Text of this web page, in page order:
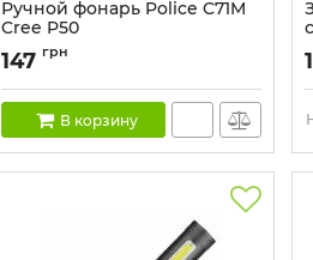
Ручной фонарь Police C71M
Cree P50
Артикул:C71M
147 грн
В корзину